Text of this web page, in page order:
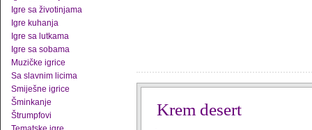
Igre sa životinjama
Igre kuhanja
Igre sa lutkama
Igre sa sobama
Muzičke igrice
Sa slavnim licima
Smiješne igrice
Šminkanje
Štrumpfovi
Krem desert